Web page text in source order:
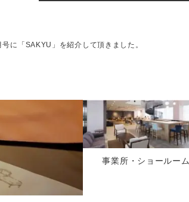
に「SAKYU」を紹介して頂きました。
事業所・ショールーム